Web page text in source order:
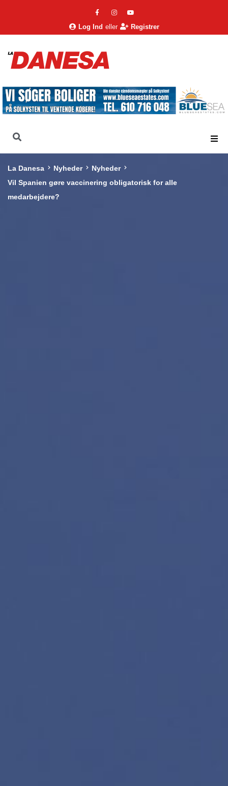
Log Ind eller Registrer
La Danesa Nyheder
Nyheder
Vil Spanien gøre vaccinering obligatorisk for alle
medarbejdere?